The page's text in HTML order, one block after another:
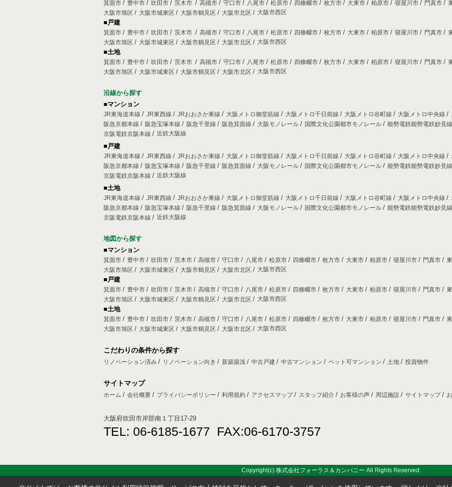
箕面市 豊中市 吹田市 茨木市 高槻市 守口市 八尾市 松原市 四條畷市 枚方市 大東市 柏原市 寝屋川市 門真市
大阪市旭区
大阪市城東区 大阪市鶴見区 大阪市北区 大阪市西区
■戸建
箕面市 豊中市 吹田市 茨木市 高槻市 守口市 八尾市 松原市 四條畷市 枚方市 大東市 柏原市 寝屋川市 門真市
大阪市旭区
大阪市城東区 大阪市鶴見区 大阪市北区 大阪市西区
■土地
箕面市 豊中市 吹田市 茨木市 高槻市 守口市 八尾市 松原市 四條畷市 枚方市 大東市 柏原市 寝屋川市 門真市
大阪市旭区
大阪市城東区 大阪市鶴見区 大阪市北区 大阪市西区
沿線から探す
■マンション
JR東海道本線 JR東西線 JRおおさか東線 大阪メトロ御堂筋線 大阪メトロ千日前線 大阪メトロ谷町線 大阪メトロ中央線
阪急京都本線
阪急宝塚本線 阪急千里線 阪急箕面線 大阪モノレール 国際文化公園都市モノレール 能勢電鉄能勢電鉄妙見線
京阪電鉄京阪本線
近鉄大阪線
■戸建
JR東海道本線 JR東西線 JRおおさか東線 大阪メトロ御堂筋線 大阪メトロ千日前線 大阪メトロ谷町線 大阪メトロ中央線
阪急京都本線
阪急宝塚本線 阪急千里線 阪急箕面線 大阪モノレール 国際文化公園都市モノレール 能勢電鉄能勢電鉄妙見線
京阪電鉄京阪本線
近鉄大阪線
■土地
JR東海道本線 JR東西線 JRおおさか東線 大阪メトロ御堂筋線 大阪メトロ千日前線 大阪メトロ谷町線 大阪メトロ中央線
阪急京都本線
阪急宝塚本線 阪急千里線 阪急箕面線 大阪モノレール 国際文化公園都市モノレール 能勢電鉄能勢電鉄妙見線
京阪電鉄京阪本線
近鉄大阪線
地図から探す
■マンション
箕面市 豊中市 吹田市 茨木市 高槻市 守口市 八尾市 松原市 四條畷市 枚方市 大東市 柏原市 寝屋川市 門真市
大阪市旭区
大阪市城東区 大阪市鶴見区 大阪市北区 大阪市西区
■戸建
箕面市 豊中市 吹田市 茨木市 高槻市 守口市 八尾市 松原市 四條畷市 枚方市 大東市 柏原市 寝屋川市 門真市
大阪市旭区
大阪市城東区 大阪市鶴見区 大阪市北区 大阪市西区
■土地
箕面市 豊中市 吹田市 茨木市 高槻市 守口市 八尾市 松原市 四條畷市 枚方市 大東市 柏原市 寝屋川市 門真市
大阪市旭区
大阪市城東区 大阪市鶴見区 大阪市北区 大阪市西区
こだわりの条件から探す
リノベーション済み リノベーション向き 新築築浅 中古戸建 中古マンション ペット可マンション 土地 投資物件
サイトマップ
ホーム 会社概要 プライバシーポリシー 利用規約 アクセスマップ スタッフ紹介 お客様の声 周辺施設 サイトマップ
大阪府吹田市岸部南１丁目17-29
TEL: 06-6185-1677 FAX:06-6170-3757
Copyright(c) 株式会社フォーラス＆カンパニー All Rights Reserved.